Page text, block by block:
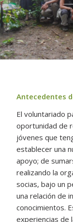
Antecedentes
El voluntariado
oportunidad de
jóvenes que
establecer una
apoyo; de
realizando la
socias, bajo un
una relación de
conocimientos.
experiencias de